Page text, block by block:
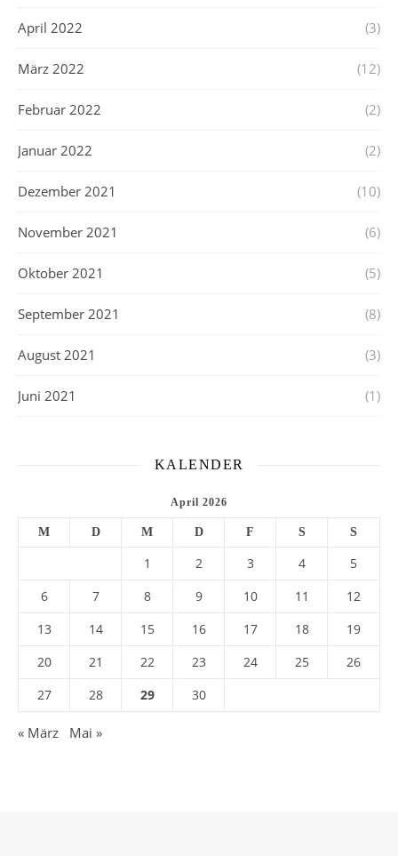
April 2022 (3)
März 2022 (12)
Februar 2022 (2)
Januar 2022 (2)
Dezember 2021 (10)
November 2021 (6)
Oktober 2021 (5)
September 2021 (8)
August 2021 (3)
Juni 2021 (1)
KALENDER
April 2026
M D M D F S S
1 2 3 4
5
6
7 8 9 10 11
12
13
14 15 16 17 18
19
20
21 22 23 24 25
26
27
28 29 30
« März Mai »